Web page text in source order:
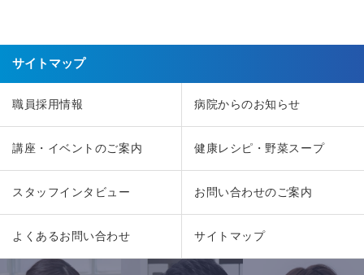
サイトマップ
職員採用情報 病院からのお知らせ
講座・イベントのご案内 健康レシピ・野菜スープ
スタッフインタビュー お問い合わせのご案内
よくあるお問い合わせ サイトマップ